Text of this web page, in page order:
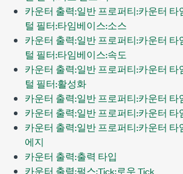
카운터 출력:일반 프로퍼티:카운터 타
털 필터:타임베이스:소스
카운터 출력:일반 프로퍼티:카운터 타
털 필터:타임베이스:속도
카운터 출력:일반 프로퍼티:카운터 타
털 필터:활성화
카운터 출력:일반 프로퍼티:카운터 타
카운터 출력:일반 프로퍼티:카운터 타
카운터 출력:일반 프로퍼티:카운터 타
에지
카운터 출력:출력 타입
카운터 출력:펄스:Tick:로우 Tick